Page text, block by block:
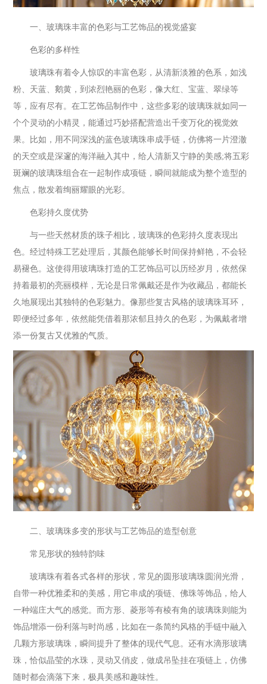
一、玻璃珠丰富的色彩与工艺饰品的视觉盛宴
色彩的多样性
玻璃珠有着令人惊叹的丰富色彩，从清新淡雅的色系，如浅
粉、天蓝、鹅黄，到浓烈艳丽的色彩，像大红、宝蓝、翠绿等
等，应有尽有。在工艺饰品制作中，这些多彩的玻璃珠就如同一
个个灵动的小精灵，能通过巧妙搭配营造出千变万化的视觉效
果。比如，用不同深浅的蓝色玻璃珠串成手链，仿佛将一片澄澈
的天空或是深邃的海洋融入其中，给人清新又宁静的美感;将五彩
斑斓的玻璃珠组合在一起制作成项链，瞬间就能成为整个造型的
焦点，散发着绚丽耀眼的光彩。
色彩持久度优势
与一些天然材质的珠子相比，玻璃珠的色彩持久度表现出
色。经过特殊工艺处理后，其颜色能够长时间保持鲜艳，不会轻
易褪色。这使得用玻璃珠打造的工艺饰品可以历经岁月，依然保
持着最初的亮丽模样，无论是日常佩戴还是作为收藏品，都能长
久地展现出其独特的色彩魅力。像那些复古风格的玻璃珠耳环，
即便经过多年，依然能凭借着那浓郁且持久的色彩，为佩戴者增
添一份复古又优雅的气质。
二、玻璃珠多变的形状与工艺饰品的造型创意
常见形状的独特韵味
玻璃珠有着各式各样的形状，常见的圆形玻璃珠圆润光滑，
自带一种优雅柔和的美感，用它串成的项链、佛珠等饰品，给人
一种端庄大气的感觉。而方形、菱形等有棱有角的玻璃珠则能为
饰品增添一份利落与时尚感，比如在一条简约风格的手链中融入
几颗方形玻璃珠，瞬间提升了整体的现代气息。还有水滴形玻璃
珠，恰似晶莹的水珠，灵动又俏皮，做成吊坠挂在项链上，仿佛
随时都会滴落下来，极具美感和趣味性。